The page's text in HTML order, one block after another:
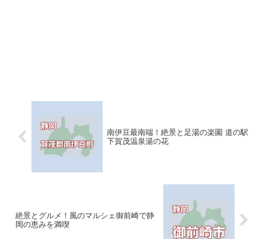
南伊豆最南端！絶景と足湯の楽園 道の駅
下賀茂温泉湯の花
絶景とグルメ！風のマルシェ御前崎で静
岡の恵みを満喫